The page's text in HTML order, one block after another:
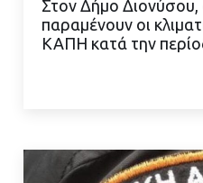
ΔΙΑΒΑΣΤΕ
Στον Δήμο Διονύσου,
παραμένουν οι
ΚΑΠΗ κατά την